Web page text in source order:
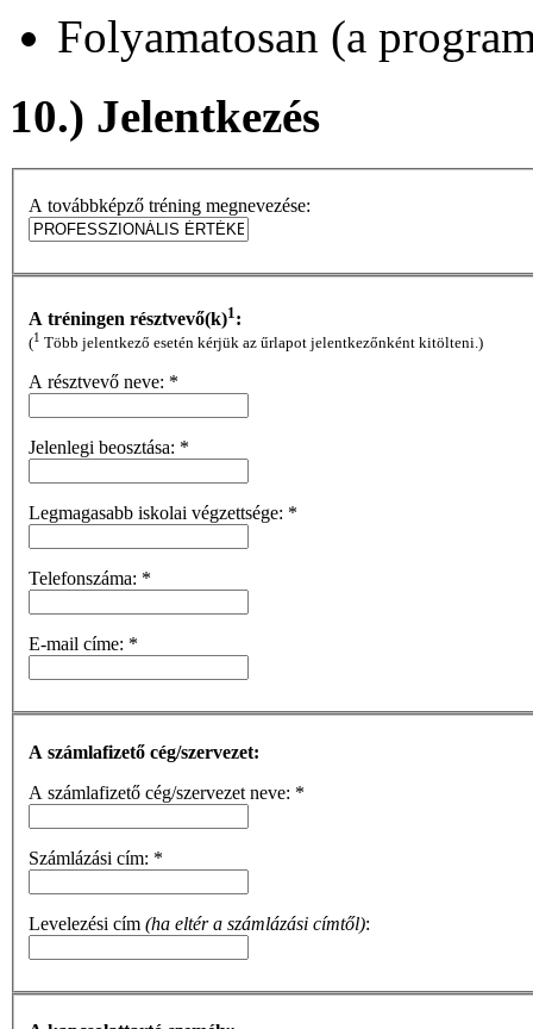
Folyamatosan (a
10.) Jelentkezés
A továbbképző tréning megnevezése:
A tréningen résztvevő(k)1 :
(1 Több jelentkező esetén kérjük az űrlapot jelentkezőnként kitölteni.)
A résztvevő neve: *
Jelenlegi beosztása: *
Legmagasabb iskolai végzettsége: *
Telefonszáma: *
E-mail címe: *
A számlafizető cég/szervezet:
A számlafizető cég/szervezet neve: *
Számlázási cím: *
Levelezési cím (ha eltér a számlázási címtől):